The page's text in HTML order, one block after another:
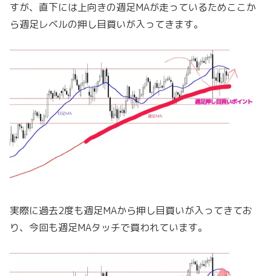
すが、直下には上向きの週足MAが走っているためここか
ら週足レベルの押し目買いが入ってきます。
実際に過去2度も週足MAから押し目買いが入ってきてお
り、今回も週足MAタッチで買われています。